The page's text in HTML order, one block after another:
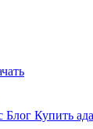
Блог Купить